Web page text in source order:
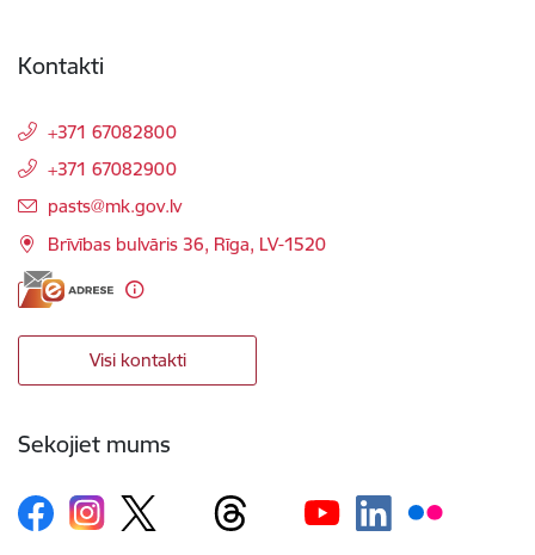
Kontakti
+371 67082800
+371 67082900
E-pasts:
pasts@mk.gov.lv
Brīvības bulvāris 36, Rīga, LV-1520
Visi kontakti
Sekojiet mums